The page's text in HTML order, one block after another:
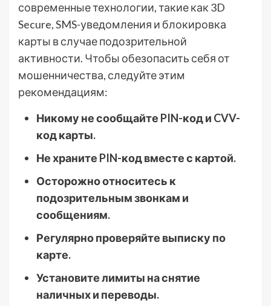
современные технологии, такие как 3D
Secure, SMS-уведомления и блокировка
карты в случае подозрительной
активности. Чтобы обезопасить себя от
мошенничества, следуйте этим
рекомендациям:
Никому не сообщайте PIN-код и CVV-
код карты.
Не храните PIN-код вместе с картой.
Осторожно относитесь к
подозрительным звонкам и
сообщениям.
Регулярно проверяйте выписку по
карте.
Установите лимиты на снятие
наличных и переводы.